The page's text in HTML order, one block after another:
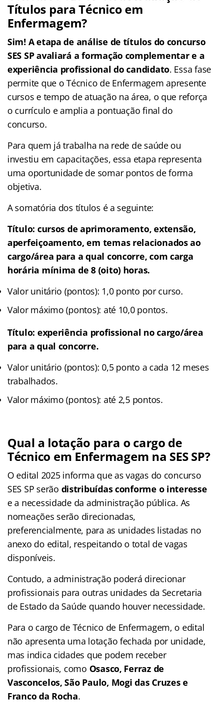
Títulos para Técnico em
Enfermagem?
Sim! A etapa de análise de títulos do concurso
SES SP avaliará a formação complementar e a
experiência profissional do candidato. Essa fase
permite que o Técnico de Enfermagem apresente
cursos e tempo de atuação na área, o que reforça
o currículo e amplia a pontuação final do
concurso.
Para quem já trabalha na rede de saúde ou
investiu em capacitações, essa etapa representa
uma oportunidade de somar pontos de forma
objetiva.
A somatória dos títulos é a seguinte:
Título: cursos de aprimoramento, extensão,
aperfeiçoamento, em temas relacionados ao
cargo/área para a qual concorre, com carga
horária mínima de 8 (oito) horas.
Valor unitário (pontos): 1,0 ponto por curso.
Valor máximo (pontos): até 10,0 pontos.
Título: experiência profissional no cargo/área
para a qual concorre.
Valor unitário (pontos): 0,5 ponto a cada 12 meses
trabalhados.
Valor máximo (pontos): até 2,5 pontos.
Qual a lotação para o cargo de
Técnico em Enfermagem na SES SP?
O edital 2025 informa que as vagas do concurso
SES SP serão distribuídas conforme o interesse
e a necessidade da administração pública. As
nomeações serão direcionadas,
preferencialmente, para as unidades listadas no
anexo do edital, respeitando o total de vagas
disponíveis.
Contudo, a administração poderá direcionar
profissionais para outras unidades da Secretaria
de Estado da Saúde quando houver necessidade.
Para o cargo de Técnico de Enfermagem, o edital
não apresenta uma lotação fechada por unidade,
mas indica cidades que podem receber
profissionais, como Osasco, Ferraz de
Vasconcelos, São Paulo, Mogi das Cruzes e
Franco da Rocha.